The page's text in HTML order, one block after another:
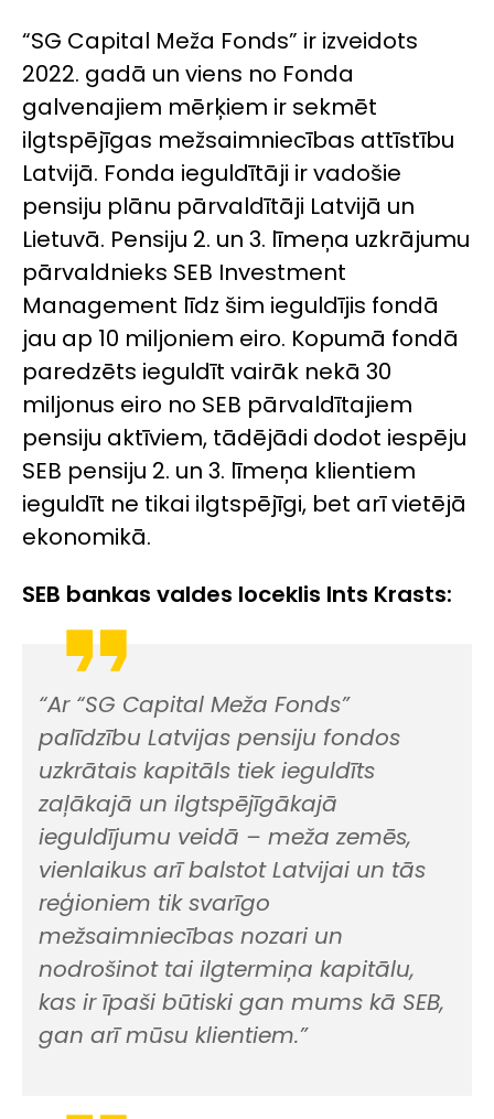
“SG Capital Meža Fonds” ir izveidots
2022. gadā un viens no Fonda
galvenajiem mērķiem ir sekmēt
ilgtspējīgas mežsaimniecības attīstību
Latvijā. Fonda ieguldītāji ir vadošie
pensiju plānu pārvaldītāji Latvijā un
Lietuvā. Pensiju 2. un 3. līmeņa uzkrājumu
pārvaldnieks SEB Investment
Management līdz šim ieguldījis fondā
jau ap 10 miljoniem eiro. Kopumā fondā
paredzēts ieguldīt vairāk nekā 30
miljonus eiro no SEB pārvaldītajiem
pensiju aktīviem, tādējādi dodot iespēju
SEB pensiju 2. un 3. līmeņa klientiem
ieguldīt ne tikai ilgtspējīgi, bet arī vietējā
ekonomikā.
SEB bankas valdes loceklis Ints Krasts:
“Ar “SG Capital Meža Fonds”
palīdzību Latvijas pensiju fondos
uzkrātais kapitāls tiek ieguldīts
zaļākajā un ilgtspējīgākajā
ieguldījumu veidā – meža zemēs,
vienlaikus arī balstot Latvijai un tās
reģioniem tik svarīgo
mežsaimniecības nozari un
nodrošinot tai ilgtermiņa kapitālu,
kas ir īpaši būtiski gan mums kā SEB,
gan arī mūsu klientiem.”